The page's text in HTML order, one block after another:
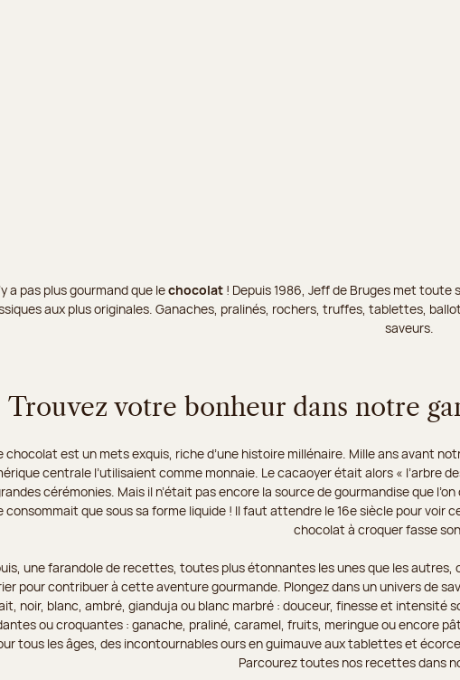
a pas plus gourmand que lechocolat! Depuis 1986, Jeff de Bruges met toute
aux plus originales. Ganaches, pralinés, rochers, truffes, tablettes,
saveurs.
Trouvez votre bonheur dans notre
chocolat est un mets exquis, riche d’une histoire millénaire. Mille ans avant
centrale l’utilisaient comme monnaie. Le cacaoyer était alors « l’arbre
cérémonies. Mais il n’était pas encore la source de gourmandise que
consommait que sous sa forme liquide ! Il faut attendre le 16e siècle pour voir
chocolat à croquer fasse
une farandole de recettes, toutes plus étonnantes les unes que les
pour contribuer à cette aventure gourmande. Plongez dans un univers de
noir, blanc, ambré, gianduja ou blanc marbré : douceur, finesse et intensité
ou croquantes : ganache, praliné, caramel, fruits, meringue ou encore
tous les âges, des incontournables ours en guimauve aux tablettes et
Parcourez toutes nos recettes dans